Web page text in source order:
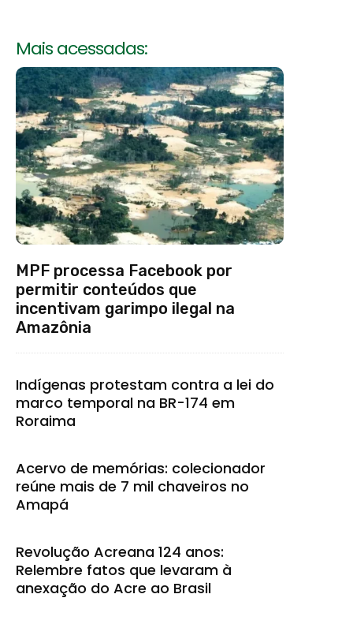
Mais acessadas:
MPF processa Facebook por
permitir conteúdos que
incentivam garimpo ilegal na
Amazônia
Indígenas protestam contra a lei do
marco temporal na BR-174 em
Roraima
Acervo de memórias: colecionador
reúne mais de 7 mil chaveiros no
Amapá
Revolução Acreana 124 anos:
Relembre fatos que levaram à
anexação do Acre ao Brasil